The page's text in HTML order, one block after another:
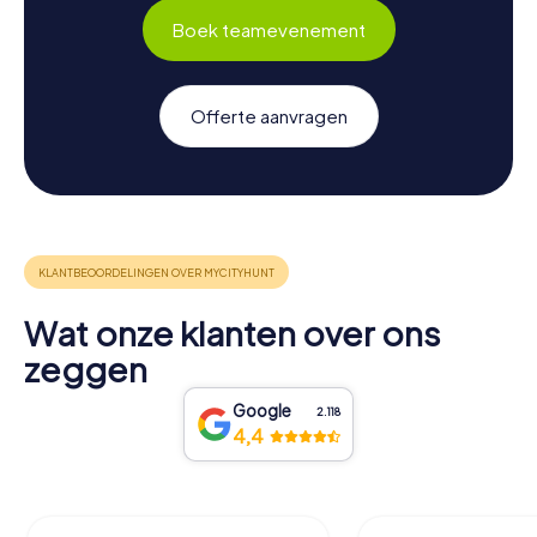
Boek teamevenement
Offerte aanvragen
Wat onze klanten over ons
zeggen
Google 2.118
4,4